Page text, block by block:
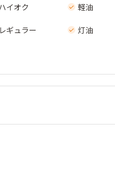
イオク
レギュラー
軽油
灯油